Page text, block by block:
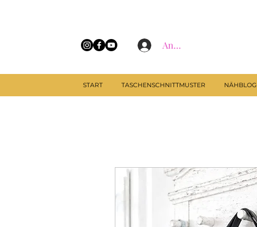
Anmelden
START TASCHENSCHNITTMUSTER NÄHBLOG